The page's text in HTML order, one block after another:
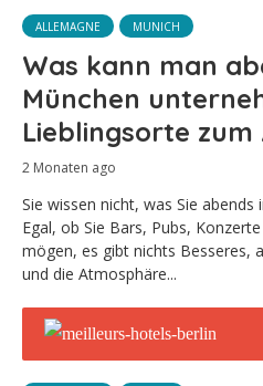
ALLEMAGNE MUNICH
Was kann man
München
Lieblingsorte zum
2 Monaten ago
Sie wissen nicht, was Sie
Egal, ob Sie Bars, Pubs,
mögen, es gibt nichts Besseres,
und die Atmosphäre...